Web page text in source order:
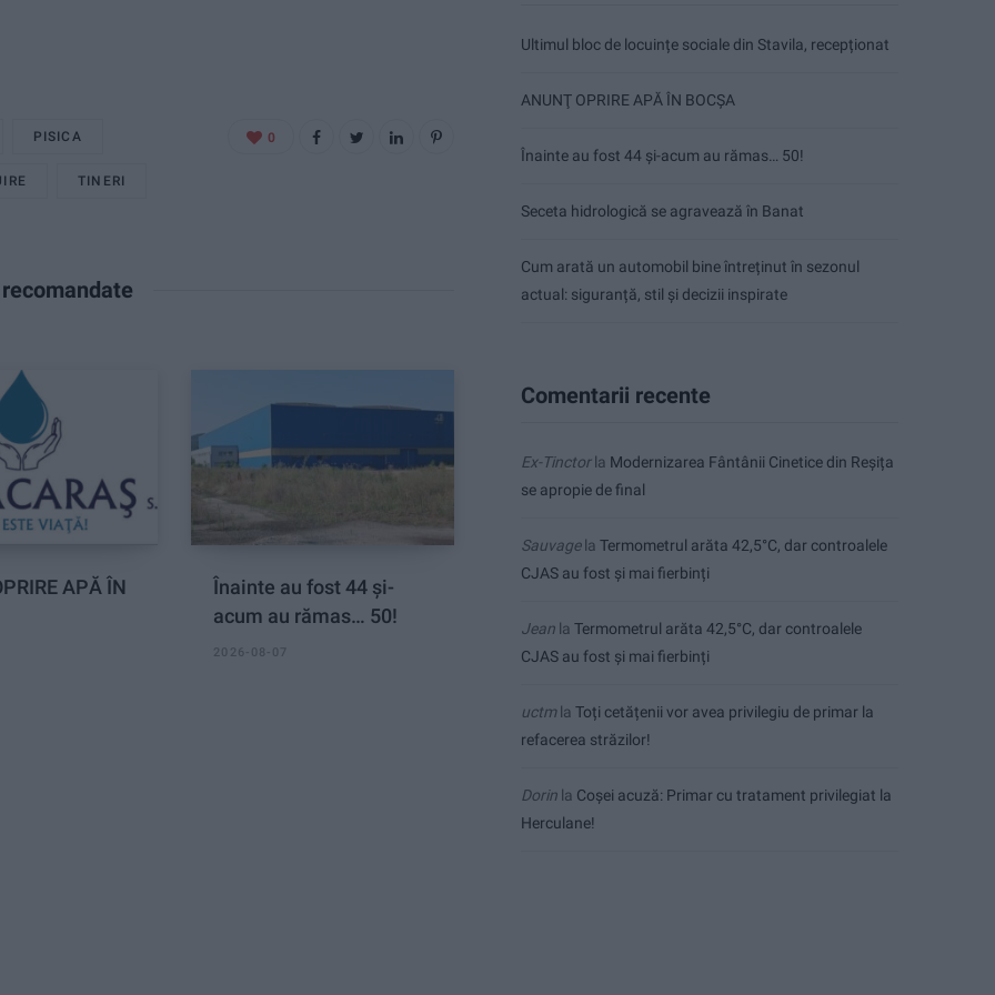
PISICA
TINERI
0
APĂ ÎN
Înainte au fost 44 și-
acum au rămas… 50!
2026-08-07
Ultimul bloc de locuințe sociale din Stavila, recepționat
ANUNŢ OPRIRE APĂ ÎN BOCȘA
Înainte au fost 44 și-acum au rămas… 50!
Seceta hidrologică se agravează în Banat
Cum arată un automobil bine întreținut în sezonul
actual: siguranță, stil și decizii inspirate
Comentarii recente
Ex-Tinctorla Modernizarea Fântânii Cinetice din Reșița
se apropie de final
Sauvagela Termometrul arăta 42,5°C, dar controalele
CJAS au fost și mai fierbinți
Jean la Termometrul arăta 42,5°C, dar controalele
CJAS au fost și mai fierbinți
uctmla Toți cetățenii vor avea privilegiu de primar la
refacerea străzilor!
Dorin la Coșei acuză: Primar cu tratament privilegiat la
Herculane!